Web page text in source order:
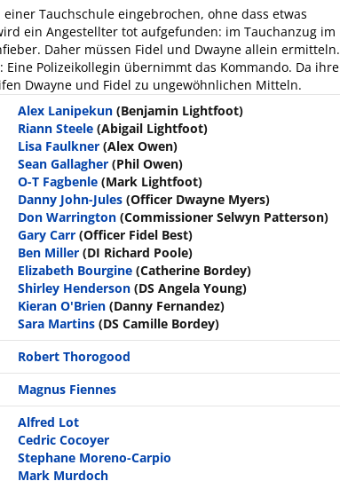
Tauchschule eingebrochen, ohne dass etwas
ein Angestellter tot aufgefunden: im Tauchanzug im
Daher müssen Fidel und Dwayne allein ermitteln.
Polizeikollegin übernimmt das Kommando. Da ihre
Dwayne und Fidel zu ungewöhnlichen Mitteln.
Alex Lanipekun (Benjamin Lightfoot)
Riann Steele (Abigail Lightfoot)
Lisa Faulkner (Alex Owen)
Sean Gallagher (Phil Owen)
O-T Fagbenle (Mark Lightfoot)
Danny John-Jules (Officer Dwayne Myers)
Don Warrington (Commissioner Selwyn Patterson)
Gary Carr (Officer Fidel Best)
Ben Miller (DI Richard Poole)
Elizabeth Bourgine (Catherine Bordey)
Shirley Henderson (DS Angela Young)
Kieran O'Brien (Danny Fernandez)
Sara Martins (DS Camille Bordey)
Robert Thorogood
Magnus Fiennes
Alfred Lot
Cedric Cocoyer
Stephane Moreno-Carpio
Mark Murdoch